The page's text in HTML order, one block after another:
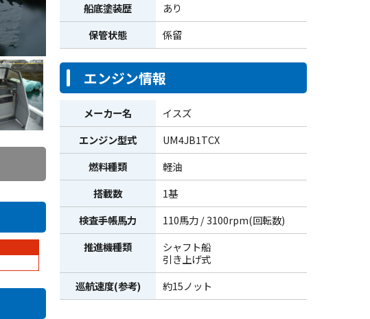
船底塗装歴
あり
保管状態
係留
エンジン情報
メーカー名
イスズ
エンジン型式
UM4JB1TCX
燃料種類
軽油
搭載数
1基
検査手帳馬力
110馬力 / 3100rpm(回転数)
推進機種類
シャフト船
引き上げ式
巡航速度(参考)
約15ノット